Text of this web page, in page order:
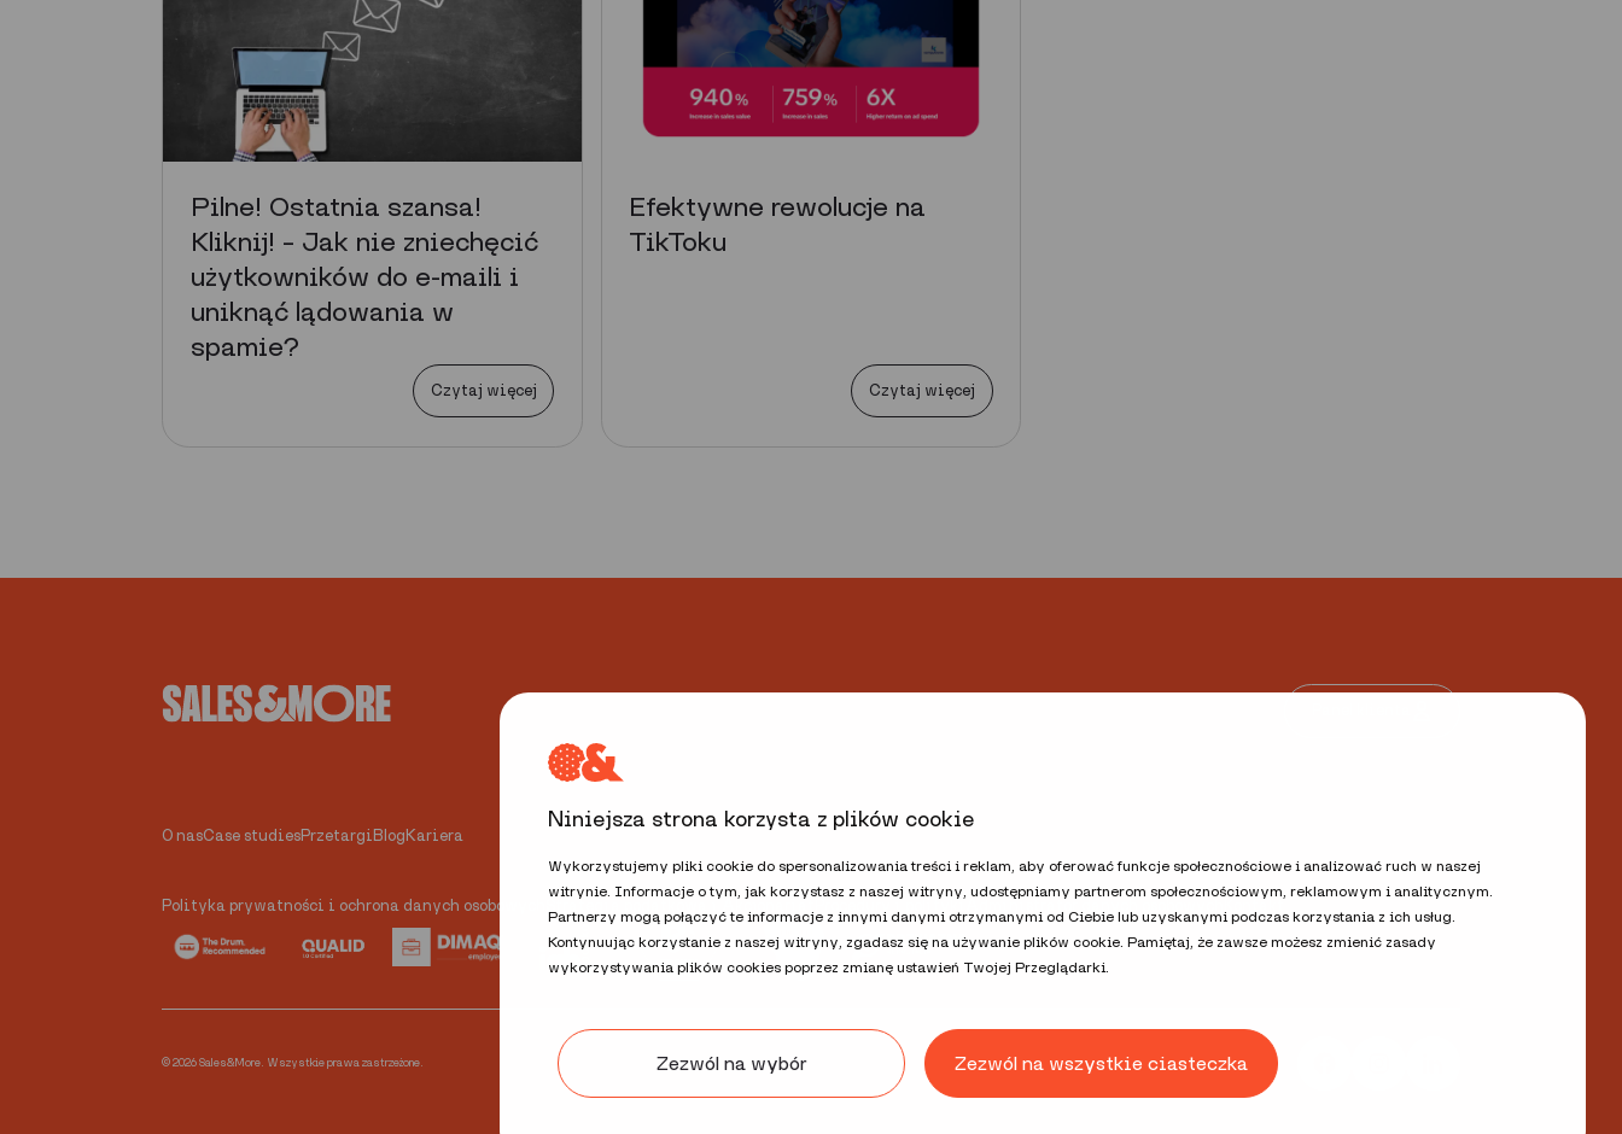
Niniejsza strona korzysta z plików cookie
Wykorzystujemy pliki cookie do spersonalizowania treści i reklam, aby oferować funkcje społecznościowe i analizować ruch w naszej
witrynie. Informacje o tym, jak korzystasz z naszej witryny, udostępniamy partnerom społecznościowym, reklamowym i analitycznym.
Partnerzy mogą połączyć te informacje z innymi danymi otrzymanymi od Ciebie lub uzyskanymi podczas korzystania z ich usług.
Kontynuując korzystanie z naszej witryny, zgadasz się na używanie plików cookie. Pamiętaj, że zawsze możesz zmienić zasady
wykorzystywania plików cookies poprzez zmianę ustawień Twojej Przeglądarki.
Zezwól na wybór Zezwól na wszystkie ciasteczka
Pilne! Ostatnia szansa!
Kliknij! – Jak nie zniechęcić
użytkowników do e-maili i
uniknąć lądowania w
spamie?
Czytaj więcej
Efektywne rewolucje na
TikToku
Czytaj więcej
O nasCase studiesPrzetargi Blog Kariera
Polityka prywatności i ochrona danych osobowych
© 2026 Sales&More. Wszystkie prawa zastrzeżone.